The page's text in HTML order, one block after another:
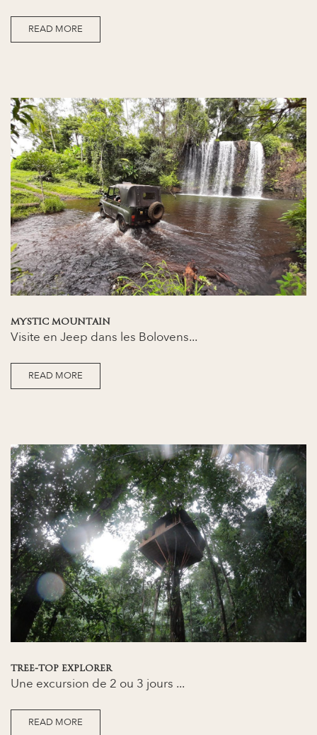
READ MORE
MYSTIC MOUNTAIN
Visite en Jeep dans les Bolovens...
READ MORE
TREE-TOP EXPLORER
Une excursion de 2 ou 3 jours ...
READ MORE